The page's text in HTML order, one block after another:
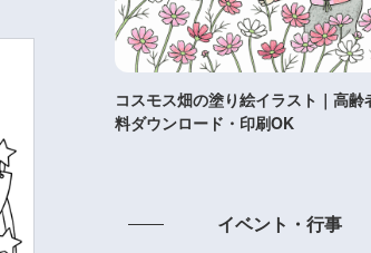
コスモス畑の塗り絵イラスト｜高齢
料ダウンロード・印刷OK
イベント・行事